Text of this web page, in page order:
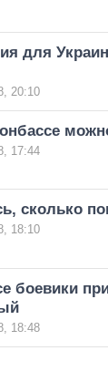
для
20:10
17:44
сколько
18:10
боевики
18:48